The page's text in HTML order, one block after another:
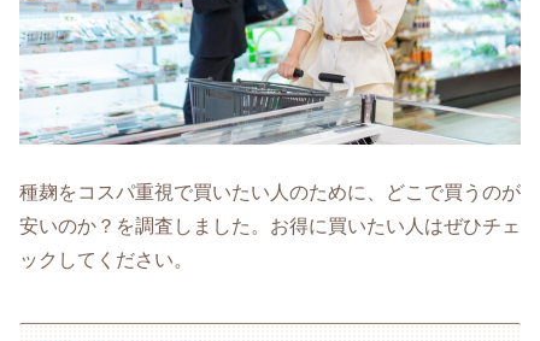
種麹をコスパ重視で買いたい人のために、どこで買うのが
安いのか？を調査しました。お得に買いたい人はぜひチェ
ックしてください。